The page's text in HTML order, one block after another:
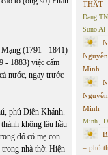
(1791 - 1841)
- 1883) việc cấm
nước, ngay trước
phủ Diên Khánh.
không lâu hầu
đó có mẹ con
trong nhà thờ. Hiện
THẬT
Dang
Suno AI
Minh
Minh
Minh
– phổ